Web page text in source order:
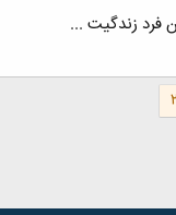
فرد زندگیت ...